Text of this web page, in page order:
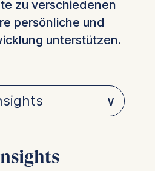
zu verschiedenen
persönliche und
unterstützen.